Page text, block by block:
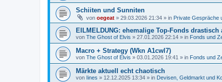
Schiiten und Sunniten
von oegeat » 29.03.2026 21:34 » in Private Gespräche
EILMELDUNG: ehemalige Top-Fonds
von The Ghost of Elvis » 27.01.2026 22:14 » in Fonds und
Macro + Strategy (Wkn A1cwl7)
von The Ghost of Elvis » 03.01.2026 19:41 » in Fonds und
Märkte aktuell echt chaotisch
von Iines » 12.12.2025 13:34 » in Devisen, Geldmarkt und